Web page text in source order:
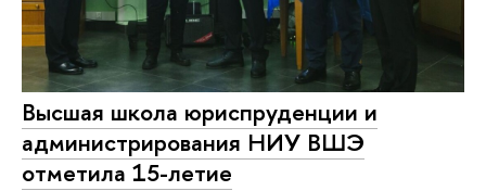
Высшая школа юриспруденции и
администрирования НИУ ВШЭ
отметила 15-летие